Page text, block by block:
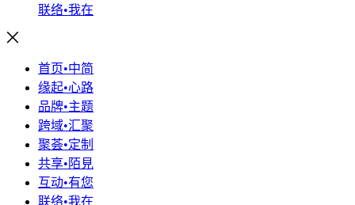
联络•我在
首页•中简
缘起•心路
品牌•主题
跨域•汇聚
聚荟•定制
共享•陌見
互动•有您
联络•我在